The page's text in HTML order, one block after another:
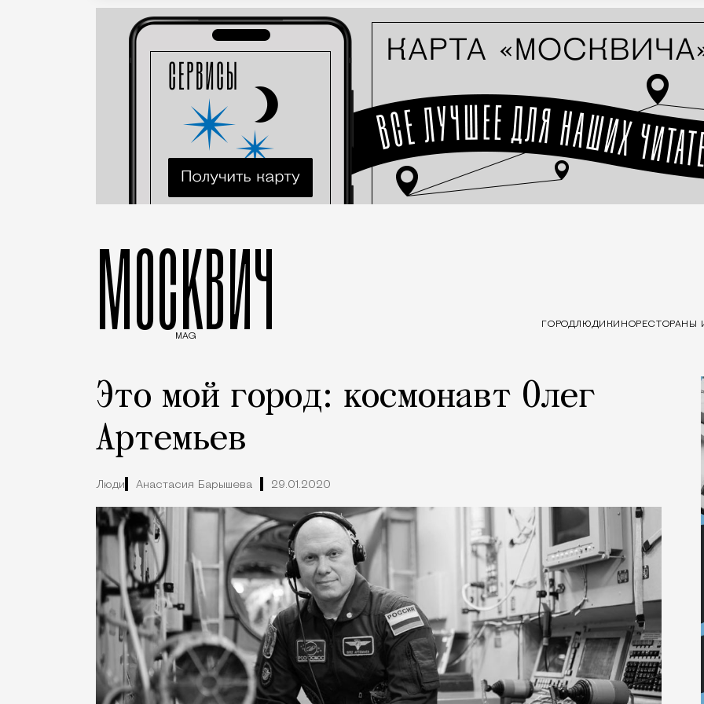
МОСКВИЧ
MAG
ГОРОДЛЮДИ КИНОРЕСТОРАНЫ
Это мой город: космонавт Олег
Артемьев
Люди Анастасия Барышева 29.01.2020